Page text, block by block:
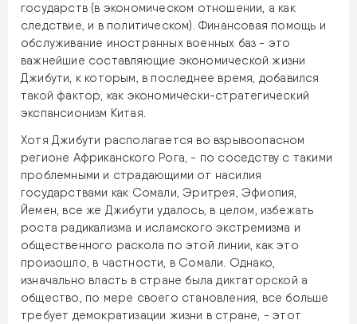
государств (в экономическом отношении, а как
следствие, и в политическом). Финансовая помощь и
обслуживание иностранных военных баз - это
важнейшие составляющие экономической жизни
Джибути, к которым, в последнее время, добавился
такой фактор, как экономически-стратегический
экспансионизм Китая.
Хотя Джибути располагается во взрывоопасном
регионе Африканского Рога, - по соседству с такими
проблемными и страдающими от насилия
государствами как Сомали, Эритрея, Эфиопия,
Йемен, все же Джибути удалось, в целом, избежать
роста радикализма и исламского экстремизма и
общественного раскола по этой линии, как это
произошло, в частности, в Сомали. Однако,
изначально власть в стране была диктаторской а
общество, по мере своего становления, все больше
требует демократизации жизни в стране, - этот